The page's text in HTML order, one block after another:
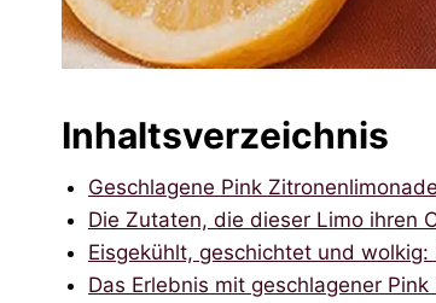
Inhaltsverzeichnis
Geschlagene Pink
Die Zutaten, die dieser Limo ihren
Eisgekühlt, geschichtet und
Das Erlebnis mit geschlagener